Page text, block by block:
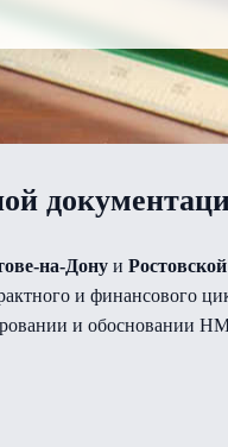
на-Дону и
и финансового
и обосновании